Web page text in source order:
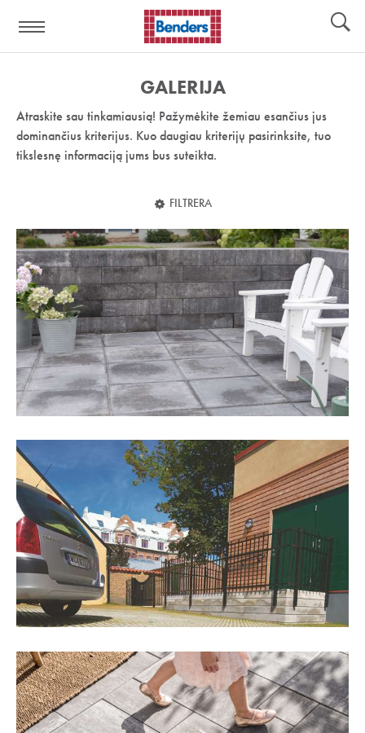
nuoroda:
GALERIJA
Atraskite sau tinkamiausią! Pažymėkite žemiau esančius jus
dominančius kriterijus. Kuo daugiau kriterijų pasirinksite, tuo
tikslesnę informaciją jums bus suteikta.
FILTRERA